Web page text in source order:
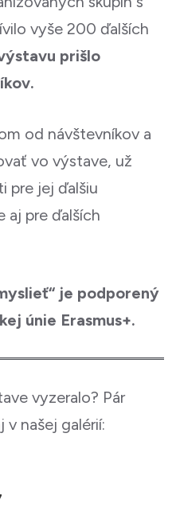
vyše 200 ďalších
prišlo
od návštevníkov a
vo výstave, už
pre jej ďalšiu
aj pre ďalších
je podporený
únie Erasmus+.
vyzeralo? Pár
našej galérií: